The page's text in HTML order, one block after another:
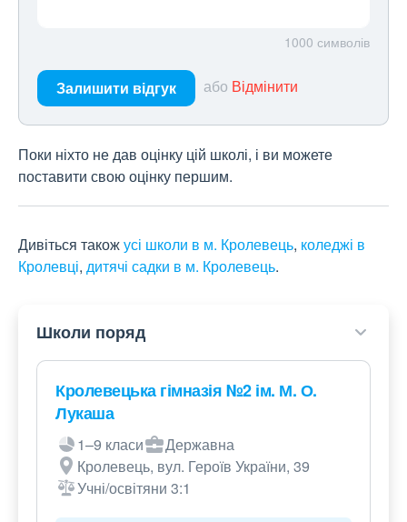
1000 символів
Залишити відгук або Відмінити
Поки ніхто не дав оцінку цій школі, і ви можете
поставити свою оцінку першим.
Дивіться такожусі школи в м. Кролевець, коледжі в
Кролевці, дитячі садки в м. Кролевець.
Школи поряд
Кролевецька гімназія №2 ім. М. О.
Лукаша
1–9 класи
Державна
Кролевець, вул. Героїв України, 39
Учні/освітяни 3:1